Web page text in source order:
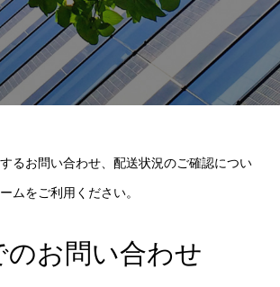
るお問い合わせ、配送状況のご確認につい
ムをご利用ください。
のお問い合わせ